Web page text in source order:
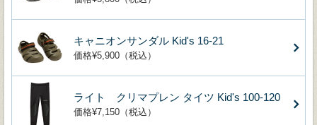
キャニオンサンダル Kid's 16-21
価格¥5,900（税込）
ライト クリマプレン タイツ Kid's 100-120
価格¥7,150（税込）